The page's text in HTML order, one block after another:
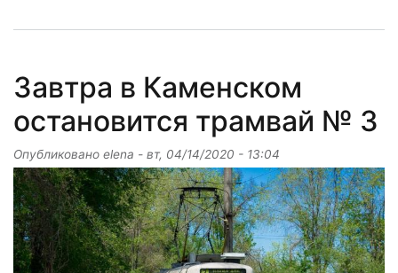
Завтра в Каменском
остановится трамвай № 3
Опубликовано elena - вт, 04/14/2020 - 13:04